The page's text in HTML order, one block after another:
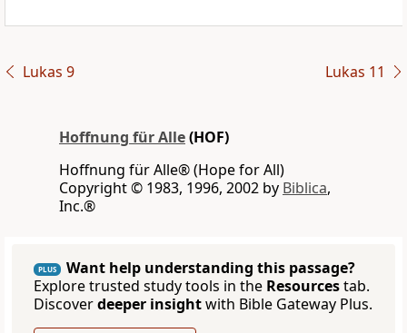
Lukas 9 Lukas 11
Hoffnung für Alle(HOF)
Hoffnung für Alle® (Hope for All)
Copyright © 1983, 1996, 2002 by Biblica,
Inc.®
PLUS
Want help understanding this passage?
Explore trusted study tools in the Resourcestab.
Discoverdeeper insightwith Bible Gateway Plus.